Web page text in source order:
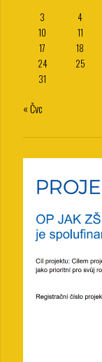
3
4
10
11
17
18
24
25
31
« Čvc